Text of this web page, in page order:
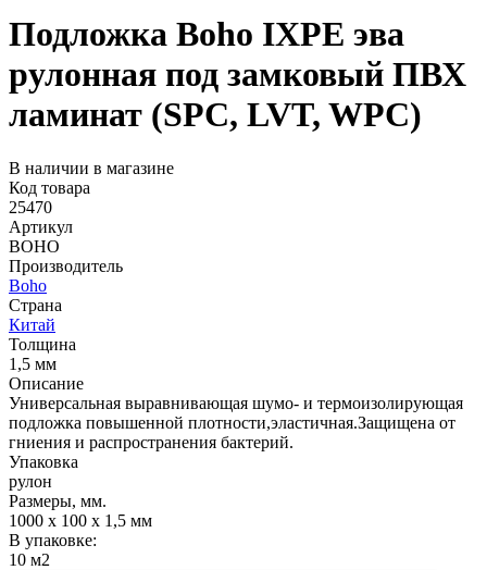
Подложка Boho IXPE эва
рулонная под замковый ПВХ
ламинат (SPC, LVT, WPC)
В наличии в магазине
Код товара
25470
Артикул
BOHO
Производитель
Boho
Страна
Китай
Толщина
1,5 мм
Описание
Универсальная выравнивающая шумо- и термоизолирующая
подложка повышенной плотности,эластичная.Защищена от
гниения и распространения бактерий.
Упаковка
рулон
Размеры, мм.
1000 х 100 х 1,5 мм
В упаковке:
10 м2